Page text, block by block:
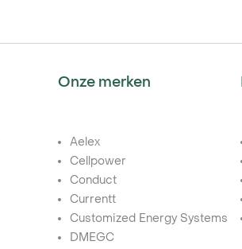
Onze merken
Aelex
Cellpower
Conduct
Currentt
Customized Energy Systems
DMEGC